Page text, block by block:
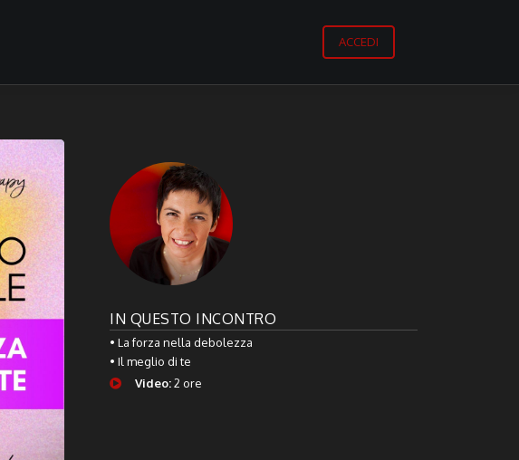
ACCEDI
IN QUESTO INCONTRO
• La forza nella debolezza
• Il meglio di te
Video:2 ore